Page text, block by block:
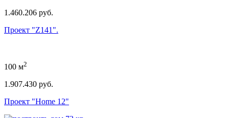
1.460.206 руб.
Проект "Z141".
100 м2
1.907.430 руб.
Проект "Home 12"